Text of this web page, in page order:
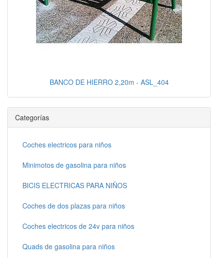
BANCO DE HIERRO 2,20m - ASL_404
Categorías
Coches electricos para niños
Minimotos de gasolina para niños
BICIS ELECTRICAS PARA NIÑOS
Coches de dos plazas para niños
Coches electricos de 24v para niños
Quads de gasolina para niños